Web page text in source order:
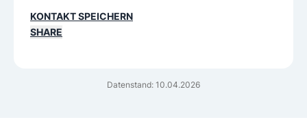
Datenstand: 10.04.2026
KONTAKT SPEICHERN
SHARE